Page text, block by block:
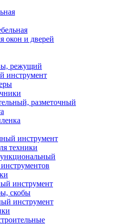
окон и дверей
режущий
инструмент
разметочный
инструмент
техники
инструмент
скобы
инструмент